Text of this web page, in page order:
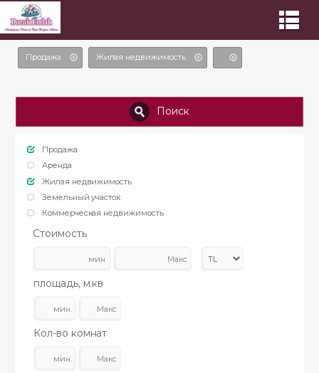
Продажа Жилая недвижимость
Поиск
Продажа
Аренда
Жилая недвижимость
Земельный участок
Коммерческая недвижимость
Стоимость
площадь, м.кв
Кол-во комнат